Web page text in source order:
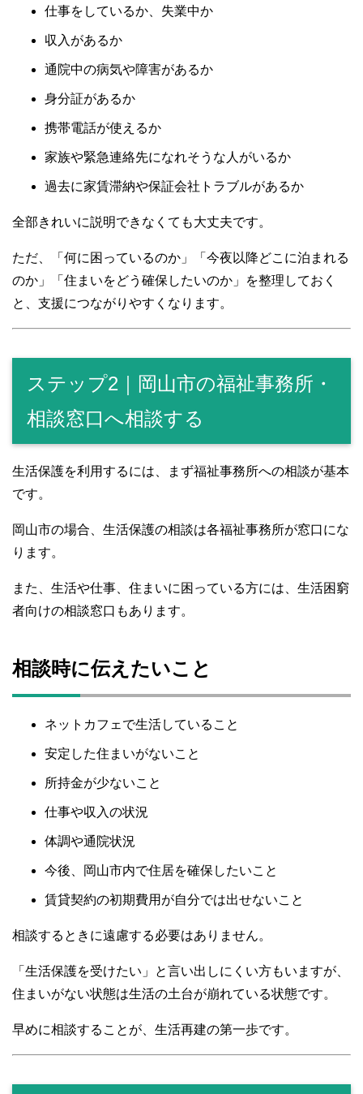
仕事をしているか、失業中か
収入があるか
通院中の病気や障害があるか
身分証があるか
携帯電話が使えるか
家族や緊急連絡先になれそうな人がいるか
過去に家賃滞納や保証会社トラブルがあるか
全部きれいに説明できなくても大丈夫です。
ただ、「何に困っているのか」「今夜以降どこに泊まれる
のか」「住まいをどう確保したいのか」を整理しておく
と、支援につながりやすくなります。
ステップ2｜岡山市の福祉事務所・
相談窓口へ相談する
生活保護を利用するには、まず福祉事務所への相談が基本
です。
岡山市の場合、生活保護の相談は各福祉事務所が窓口にな
ります。
また、生活や仕事、住まいに困っている方には、生活困窮
者向けの相談窓口もあります。
相談時に伝えたいこと
ネットカフェで生活していること
安定した住まいがないこと
所持金が少ないこと
仕事や収入の状況
体調や通院状況
今後、岡山市内で住居を確保したいこと
賃貸契約の初期費用が自分では出せないこと
相談するときに遠慮する必要はありません。
「生活保護を受けたい」と言い出しにくい方もいますが、
住まいがない状態は生活の土台が崩れている状態です。
早めに相談することが、生活再建の第一歩です。